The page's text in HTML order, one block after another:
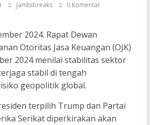
Jambibreaks 0 Komentar
2024. Rapat Dewan
Otoritas Jasa Keuangan (OJK)
2024 menilai stabilitas sektor
stabil di tengah
geopolitik global.
terpilih Trump dan Partai
Serikat diperkirakan akan